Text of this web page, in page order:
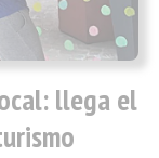
llega el